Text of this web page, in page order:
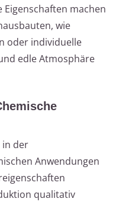
machen
wie
oder individuelle
edle Atmosphäre
in der
Anwendungen
qualitativ